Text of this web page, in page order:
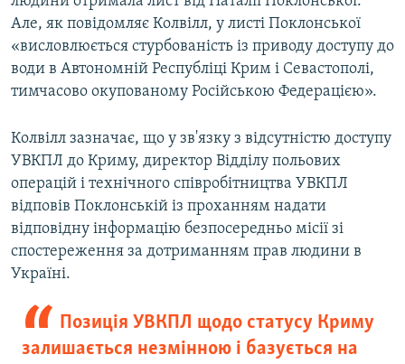
Але, як повідомляє Колвілл, у листі Поклонської
«висловлюється стурбованість із приводу доступу до
води в Автономній Республіці Крим і Севастополі,
тимчасово окупованому Російською Федерацією».
Колвілл зазначає, що у зв'язку з відсутністю доступу
УВКПЛ до Криму, директор Відділу польових
операцій і технічного співробітництва УВКПЛ
відповів Поклонській із проханням надати
відповідну інформацію безпосередньо місії зі
спостереження за дотриманням прав людини в
Україні.
Позиція УВКПЛ щодо статусу Криму
залишається незмінною і базується на